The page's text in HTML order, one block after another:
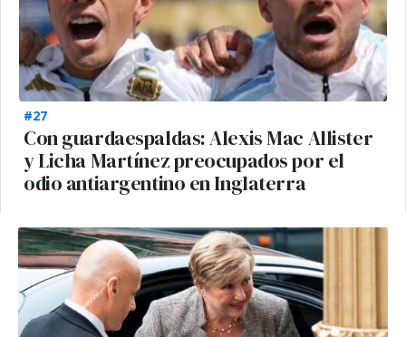
#27
Con guardaespaldas: Alexis Mac Allister
y Licha Martínez preocupados por el
odio antiargentino en Inglaterra